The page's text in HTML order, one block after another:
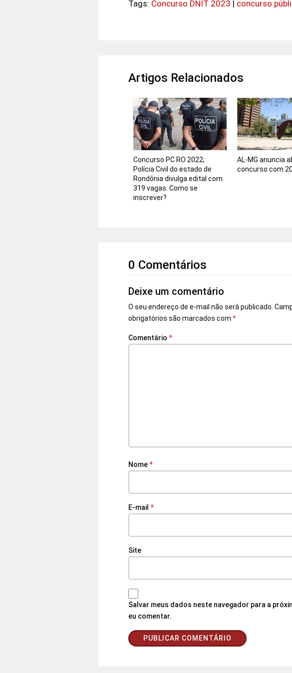
Tags: Concurso DNIT 2023 | concurso
Artigos Relacionados
Concurso PC RO 2022;
Polícia Civil do estado de
Rondônia divulga edital com
319 vagas. Como se
inscrever?
AL-MG anuncia
concurso com
0 Comentários
Deixe um comentário
O seu endereço de e-mail não será publicado.
obrigatórios são marcados com *
Comentário *
Nome*
E-mail *
Site
Salvar meus dados neste navegador para a
eu comentar.